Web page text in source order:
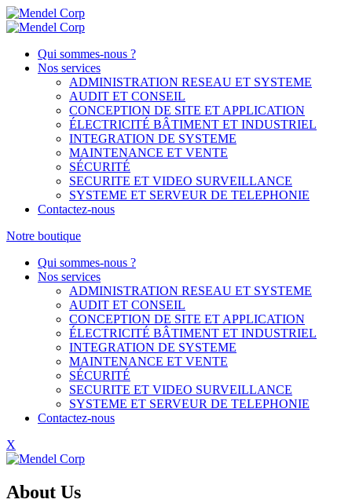
Qui sommes-nous ?
Nos services
ADMINISTRATION RESEAU ET SYSTEME
AUDIT ET CONSEIL
CONCEPTION DE SITE ET APPLICATION
ÉLECTRICITÉ BÂTIMENT ET INDUSTRIEL
INTEGRATION DE SYSTEME
MAINTENANCE ET VENTE
SÉCURITÉ
SECURITE ET VIDEO SURVEILLANCE
SYSTEME ET SERVEUR DE TELEPHONIE
Contactez-nous
Notre boutique
Qui sommes-nous ?
Nos services
ADMINISTRATION RESEAU ET SYSTEME
AUDIT ET CONSEIL
CONCEPTION DE SITE ET APPLICATION
ÉLECTRICITÉ BÂTIMENT ET INDUSTRIEL
INTEGRATION DE SYSTEME
MAINTENANCE ET VENTE
SÉCURITÉ
SECURITE ET VIDEO SURVEILLANCE
SYSTEME ET SERVEUR DE TELEPHONIE
Contactez-nous
X
About Us